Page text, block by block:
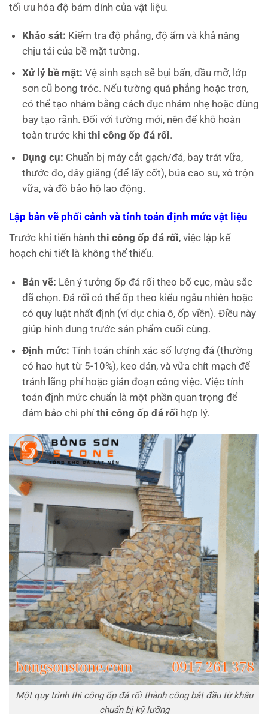
tối ưu hóa độ bám dính của vật liệu.
Khảo sát: Kiểm tra độ phẳng, độ ẩm và khả năng
chịu tải của bề mặt tường.
Xử lý bề mặt: Vệ sinh sạch sẽ bụi bẩn, dầu mỡ, lớp
sơn cũ bong tróc. Nếu tường quá phẳng hoặc trơn,
có thể tạo nhám bằng cách đục nhám nhẹ hoặc dùng
bay tạo rãnh. Đối với tường mới, nên để khô hoàn
toàn trước khi thi công ốp đá rối.
Dụng cụ: Chuẩn bị máy cắt gạch/đá, bay trát vữa,
thước đo, dây giăng (để lấy cốt), búa cao su, xô trộn
vữa, và đồ bảo hộ lao động.
Lập bản vẽ phối cảnh và tính toán định mức vật liệu
Trước khi tiến hành thi công ốp đá rối, việc lập kế
hoạch chi tiết là không thể thiếu.
Bản vẽ: Lên ý tưởng ốp đá rối theo bố cục, màu sắc
đã chọn. Đá rối có thể ốp theo kiểu ngẫu nhiên hoặc
có quy luật nhất định (ví dụ: chia ô, ốp viền). Điều này
giúp hình dung trước sản phẩm cuối cùng.
Định mức: Tính toán chính xác số lượng đá (thường
có hao hụt từ 5-10%), keo dán, và vữa chít mạch để
tránh lãng phí hoặc gián đoạn công việc. Việc tính
toán định mức chuẩn là một phần quan trọng để
đảm bảo chi phíthi công ốp đá rối hợp lý.
Một quy trình thi công ốp đá rối thành công bắt đầu từ khâu
chuẩn bị kỹ lưỡng